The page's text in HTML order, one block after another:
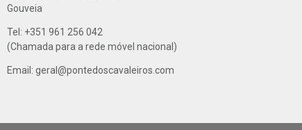
Gouveia
Tel: +351 961 256 042
(Chamada para a rede móvel nacional)
Email: geral@pontedoscavaleiros.com